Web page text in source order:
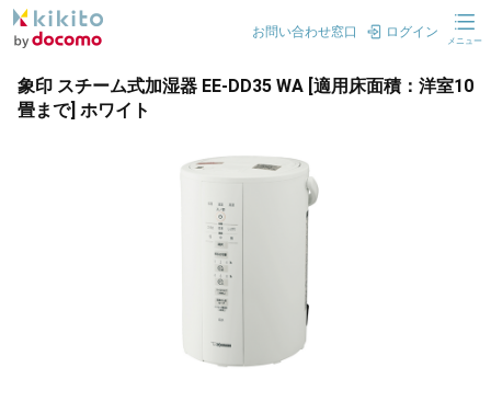
お問い合わせ窓口 ログイン
メニュー
象印 スチーム式加湿器 EE-DD35 WA [適用床面積：洋室10
畳まで] ホワイト